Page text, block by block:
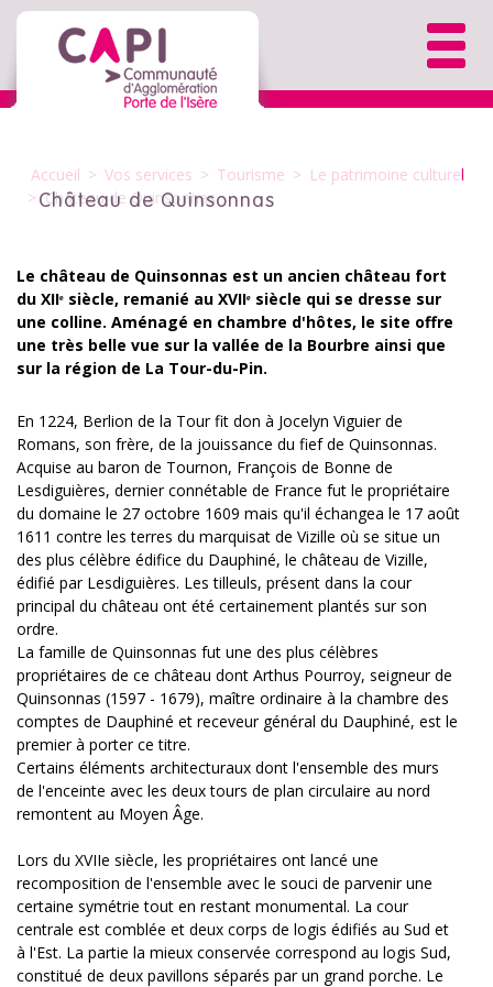
Accueil > Vos services > Tourisme > Le patrimoine culturel
>Château de Quinsonnas
Château de Quinsonnas
Le château de Quinsonnas est un ancien château fort
du XIIᵉ siècle, remanié au XVIIᵉ siècle qui se dresse sur
une colline. Aménagé en chambre d'hôtes, le site offre
une très belle vue sur la vallée de la Bourbre ainsi que
sur la région de La Tour-du-Pin.
En 1224, Berlion de la Tour fit don à Jocelyn Viguier de
Romans, son frère, de la jouissance du fief de Quinsonnas.
Acquise au baron de Tournon, François de Bonne de
Lesdiguières, dernier connétable de France fut le propriétaire
du domaine le 27 octobre 1609 mais qu'il échangea le 17 août
1611 contre les terres du marquisat de Vizille où se situe un
des plus célèbre édifice du Dauphiné, le château de Vizille,
édifié par Lesdiguières. Les tilleuls, présent dans la cour
principal du château ont été certainement plantés sur son
ordre.
La famille de Quinsonnas fut une des plus célèbres
propriétaires de ce château dont Arthus Pourroy, seigneur de
Quinsonnas (1597 - 1679), maître ordinaire à la chambre des
comptes de Dauphiné et receveur général du Dauphiné, est le
premier à porter ce titre.
Certains éléments architecturaux dont l'ensemble des murs
de l'enceinte avec les deux tours de plan circulaire au nord
remontent au Moyen Âge.
Lors du XVIIe siècle, les propriétaires ont lancé une
recomposition de l'ensemble avec le souci de parvenir une
certaine symétrie tout en restant monumental. La cour
centrale est comblée et deux corps de logis édifiés au Sud et
à l'Est. La partie la mieux conservée correspond au logis Sud,
constitué de deux pavillons séparés par un grand porche. Le